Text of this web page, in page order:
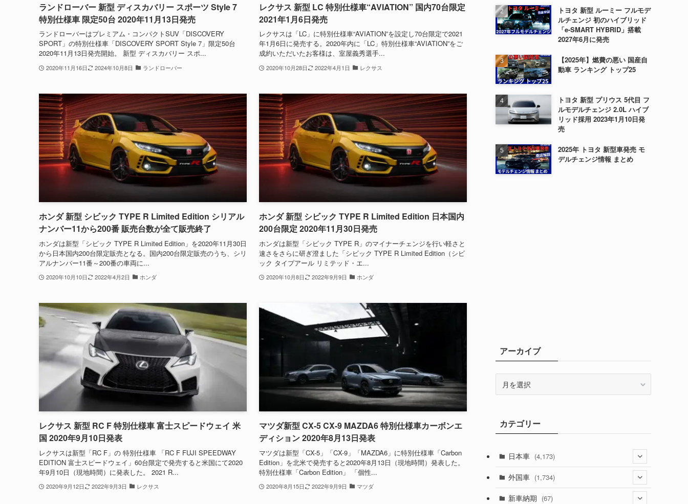
ランドローバー 新型 ディスカバリー スポーツ Style 7
特別仕様車 限定50台 2020年11月13日発売
ランドローバーはプレミアム・コンパクトSUV「DISCOVERY
SPORT」の特別仕様車「DISCOVERY SPORT Style 7」限定50台
2020年11月13日発売開始。 新型 ディスカバリー スポ...
2020年11月16日 2024年10月8日 ランドローバー
レクサス 新型 LC 特別仕様車“AVIATION” 国内70台限定
2021年1月6日発売
レクサスは「LC」に特別仕様車“AVIATION”を設定し70台限定で2021
年1月6日に発売する。2020年内に「LC」特別仕様車“AVIATION”をご
成約いただいたお客様は、室屋義秀選手...
2020年10月28日 2022年4月1日 レクサス
ホンダ 新型 シビック TYPE R Limited Edition シリアル
ナンバー11から200番 販売台数が全て販売終了
ホンダは新型「シビック TYPE R Limited Edition」を2020年11月30日
から日本国内200台限定販売となる。国内200台限定販売のうち、シリ
アルナンバー11番～200番の車両に...
2020年10月10日 2022年4月2日 ホンダ
ホンダ 新型 シビック TYPE R Limited Edition 日本国内
200台限定 2020年11月30日発売
ホンダは新型「シビック TYPE R」のマイナーチェンジを行い軽さと
速さをさらに研ぎ澄ました「シビック TYPE R Limited Edition（シビ
ック タイプアール リミテッド・エ...
2020年10月8日 2022年9月9日 ホンダ
レクサス 新型 RC F 特別仕様車 富士スピードウェイ 米
国 2020年9月10日発表
レクサスは新型「RC F」の 特別仕様車 「RC F FUJI SPEEDWAY
EDITION 富士スピードウェイ」60台限定で発売すると米国にて2020
年9月10日（現地時間）に発表した。 2021 R...
2020年9月12日 2022年9月3日 レクサス
マツダ新型 CX-5 CX-9 MAZDA6 特別仕様車カーボンエ
ディション 2020年8月13日発表
マツダは新型「CX-5」「CX-9」「MAZDA6」に特別仕様車「Carbon
Edition」を北米で発売すると2020年8月13日（現地時間）発表した。
特別仕様車「Carbon Edition」 「個性...
2020年8月15日 2022年9月9日 マツダ
トヨタ 新型 ルーミー フルモデ
ルチェンジ 初のハイブリッド
「e-SMART HYBRID」搭載
2027年6月に発売
【2025年】燃費の悪い 国産自
動車 ランキング トップ25
トヨタ 新型 プリウス 5代目 フ
ルモデルチェンジ 2.0L ハイブ
リッド採用 2023年1月10日発
売
2025年 トヨタ 新型車発売 モ
デルチェンジ情報 まとめ
アーカイブ
ブカテゴリー
日本車 (4,173)
(1,321)
(329)
外国車 (1,734)
新車納期 (67)